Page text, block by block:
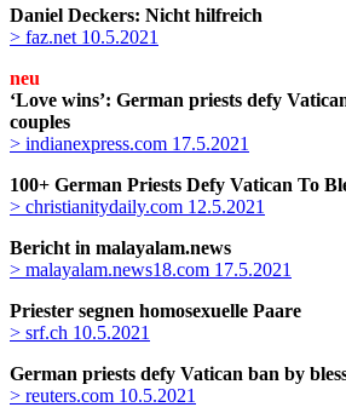
Daniel Deckers: Nicht hilfreich
> faz.net 10.5.2021
neu
‘Love wins’: German priests defy
couples
> indianexpress.com 17.5.2021
100+ German Priests Defy Vatican To
> christianitydaily.com 12.5.2021
Bericht in malayalam.news
> malayalam.news18.com 17.5.2021
Priester segnen homosexuelle Paare
> srf.ch 10.5.2021
German priests defy Vatican ban by
> reuters.com 10.5.2021